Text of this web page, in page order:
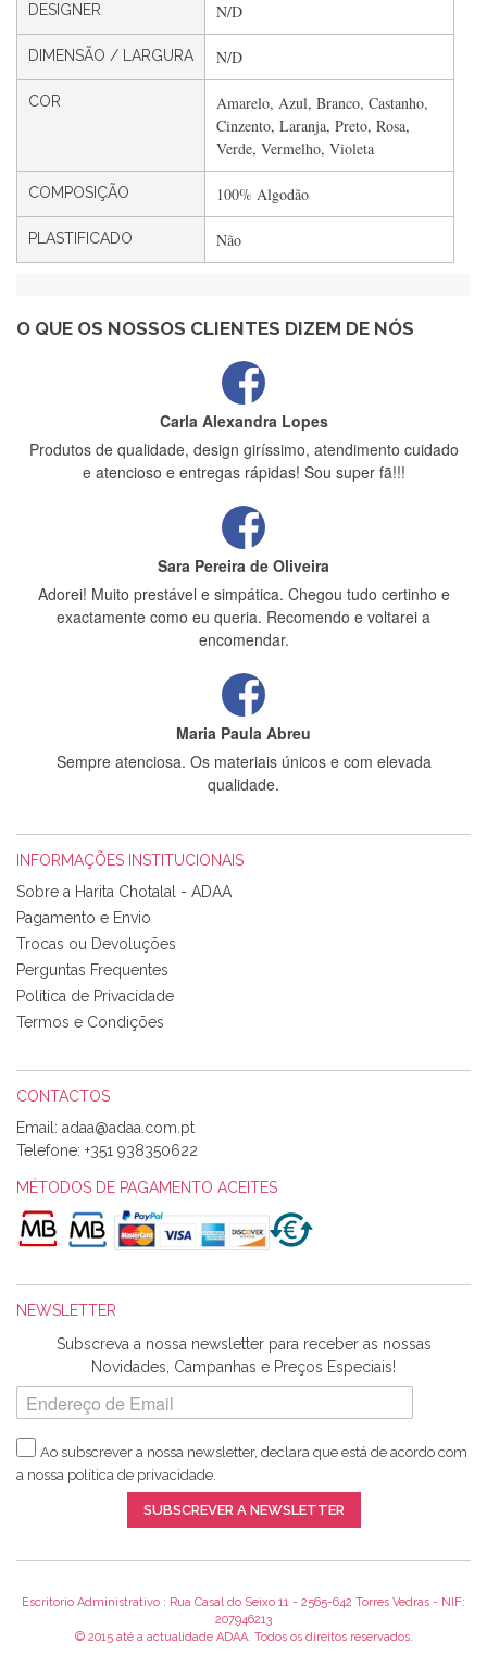
DESIGNER N/D
DIMENSÃO / LARGURA N/D
COR
Amarelo, Azul, Branco, Castanho,
Cinzento, Laranja, Preto, Rosa,
Verde, Vermelho, Violeta
COMPOSIÇÃO 100% Algodão
PLASTIFICADO Não
O QUE OS NOSSOS CLIENTES DIZEM DE NÓS
Gostei ,Serviço bastante rápido. recomendo
Filipa Freire
Rápido, atendimento 5*. Hoje chegará a segunda encomenda
feita de muitas certamente❤️
estrelas
Carla Alexandra Lopes
Produtos de qualidade, design giríssimo, atendimento cuidado
e atencioso e entregas rápidas! Sou super fã!!!
Sara Pereira de Oliveira
Adorei! Muito prestável e simpática. Chegou tudo certinho e
exactamente como eu queria. Recomendo e voltarei a
encomendar.
Maria Paula Abreu
Sempre atenciosa. Os materiais únicos e com elevada
qualidade.
Tudo chegou em condições, pois os produtos vieram muito
bem acondicionados. Estou plenamente satisfeita com os
produtos adquiridos. Relativamente à bolsa, tem um tecido
com um padrão e cores muito bonitas e a execução está
perfeitíssima. Futuramente penso voltar a comprar na vossa
loja, têm excelentes artigos a um preço muito justo. A
Alexandra Morais
Olá boa Noite. Os meus tecidos chegaram hoje. Muito
obrigada pelo miminho que dá um jeitaço pras minhas linhas
de bordar e não sei o que pões nos tecidos, mas que cheiram
maravilhosamente ... cheiram! :) Muito Obrigada.
Harita a minha encomenda já chegou. :) Muito obrigada pela
rapidez no envio, pela qualidade dos materiais que me
enviaste e pela simpatia de sempre. :)
Catarina Amaro
5 estrelas. Gosto muito do serviço. A Harita Chotalal é muito
Recomendo.
INFORMAÇÕES INSTITUCIONAIS
Sobre a Harita Chotalal - ADAA
Pagamento e Envio
Trocas ou Devoluções
Perguntas Frequentes
Política de Privacidade
Termos e Condições
CONTACTOS
Email:
Telefone: +351 938350622
MÉTODOS DE PAGAMENTO ACEITES
NEWSLETTER
Subscreva a nossa newsletter para receber as nossas
Novidades, Campanhas e Preços Especiais!
Ao subscrever a nossa newsletter, declara que está de acordo com
a nossa política de privacidade.
SUBSCREVER A NEWSLETTER
Escritorio Administrativo : Rua Casal do Seixo 11 - 2565-642 Torres Vedras - NIF:
207946213
© 2015 até a actualidade ADAA. Todos os direitos reservados.